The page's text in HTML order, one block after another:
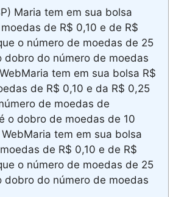
Maria tem em sua bolsa
de R$ 0,10 e de R$
o número de moedas de 25
dobro do número de moedas
tem em sua bolsa R$
de R$ 0,10 e da R$ 0,25
de moedas de
o dobro de moedas de 10
tem em sua bolsa
de R$ 0,10 e de R$
o número de moedas de 25
dobro do número de moedas